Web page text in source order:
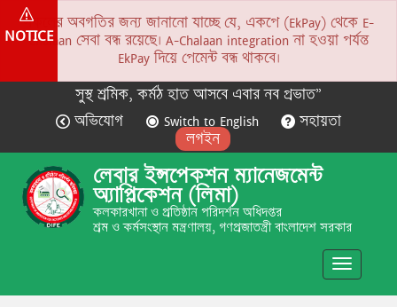
NOTICE
সকলের অবগতির জন্য জানানো যাচ্ছে যে, একপে (EkPay) থেকে E-
Chalaan সেবা বন্ধ রয়েছে। A-Chalaan integration না হওয়া পর্যন্ত
EkPay দিয়ে পেমেন্ট বন্ধ থাকবে।
সুস্থ শ্রমিক, কর্মঠ হাত আসবে এবার নব প্রভাত”
অভিযোগ
Switch to English
সহায়তা
লগইন
লেবার ইন্সপেকশন ম্যানেজমেন্ট
অ্যাপ্লিকেশন (লিমা)
কলকারখানা ও প্রতিষ্ঠান পরিদর্শন অধিদপ্তর
শ্রম ও কর্মসংস্থান মন্ত্রণালয়, গণপ্রজাতন্ত্রী বাংলাদেশ সরকার
Toggle